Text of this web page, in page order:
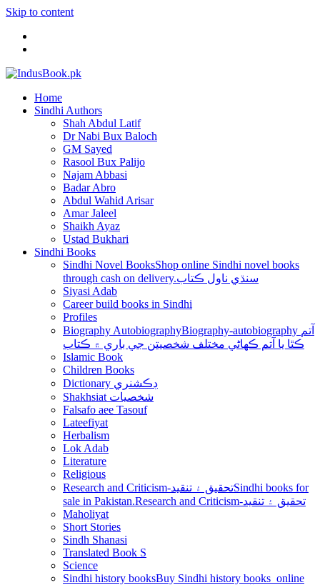
Skip to content
Home
Sindhi Authors
Shah Abdul Latif
Dr Nabi Bux Baloch
GM Sayed
Rasool Bux Palijo
Najam Abbasi
Badar Abro
Abdul Wahid Arisar
Amar Jaleel
Shaikh Ayaz
Ustad Bukhari
Sindhi Books
Sindhi Novel BooksShop online Sindhi novel books
through cash on delivery.سنڌي ناول ڪتاب
Siyasi Adab
Career build books in Sindhi
Profiles
Biography AutobiographyBiography-autobiography آتم
ڪٿا يا آتم ڪھاڻي مختلف شخصيتن جي باري ۾ ڪتاب
Islamic Book
Children Books
Dictionary ڊڪشنري
Shakhsiat شخصيات
Falsafo aee Tasouf
Lateefiyat
Herbalism
Lok Adab
Literature
Religious
Research and Criticism-تحقيق ۽ تنقيدSindhi books for
sale in Pakistan.Research and Criticism-تحقيق ۽ تنقيد
Maholiyat
Short Stories
Sindh Shanasi
Translated Book S
Science
Sindhi history booksBuy Sindhi history books online